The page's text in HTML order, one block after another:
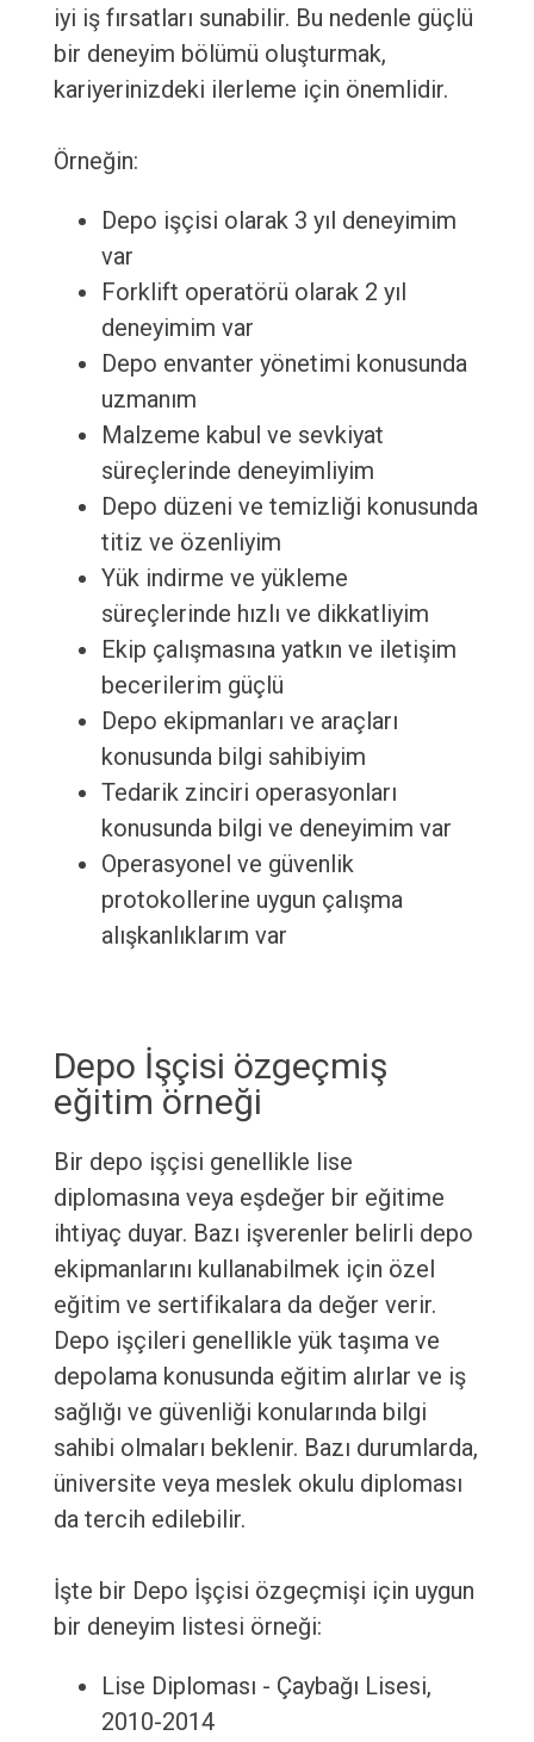
iyi iş fırsatları sunabilir. Bu nedenle güçlü
bir deneyim bölümü oluşturmak,
kariyerinizdeki ilerleme için önemlidir.
Örneğin:
Depo işçisi olarak 3 yıl deneyimim
var
Forklift operatörü olarak 2 yıl
deneyimim var
Depo envanter yönetimi konusunda
uzmanım
Malzeme kabul ve sevkiyat
süreçlerinde deneyimliyim
Depo düzeni ve temizliği konusunda
titiz ve özenliyim
Yük indirme ve yükleme
süreçlerinde hızlı ve dikkatliyim
Ekip çalışmasına yatkın ve iletişim
becerilerim güçlü
Depo ekipmanları ve araçları
konusunda bilgi sahibiyim
Tedarik zinciri operasyonları
konusunda bilgi ve deneyimim var
Operasyonel ve güvenlik
protokollerine uygun çalışma
alışkanlıklarım var
Depo İşçisi özgeçmiş
eğitim örneği
Bir depo işçisi genellikle lise
diplomasına veya eşdeğer bir eğitime
ihtiyaç duyar. Bazı işverenler belirli depo
ekipmanlarını kullanabilmek için özel
eğitim ve sertifikalara da değer verir.
Depo işçileri genellikle yük taşıma ve
depolama konusunda eğitim alırlar ve iş
sağlığı ve güvenliği konularında bilgi
sahibi olmaları beklenir. Bazı durumlarda,
üniversite veya meslek okulu diploması
da tercih edilebilir.
İşte bir Depo İşçisi özgeçmişi için uygun
bir deneyim listesi örneği:
Lise Diploması - Çaybağı Lisesi,
2010-2014